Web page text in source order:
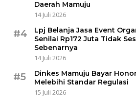
Daerah Mamuju
14 Juli 2026
#4
Lpj Belanja Jasa Event
Senilai Rp172 Juta Tidak
Sebenarnya
14 Juli 2026
#5
Dinkes Mamuju Bayar
Melebihi Standar Regulasi
15 Juli 2026